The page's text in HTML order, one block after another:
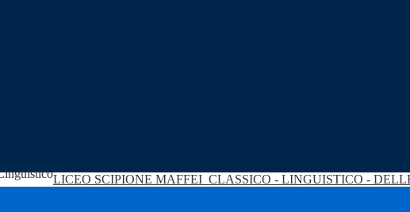
LICEO SCIPIONE MAFFEI CLASSICO - LINGUISTICO -